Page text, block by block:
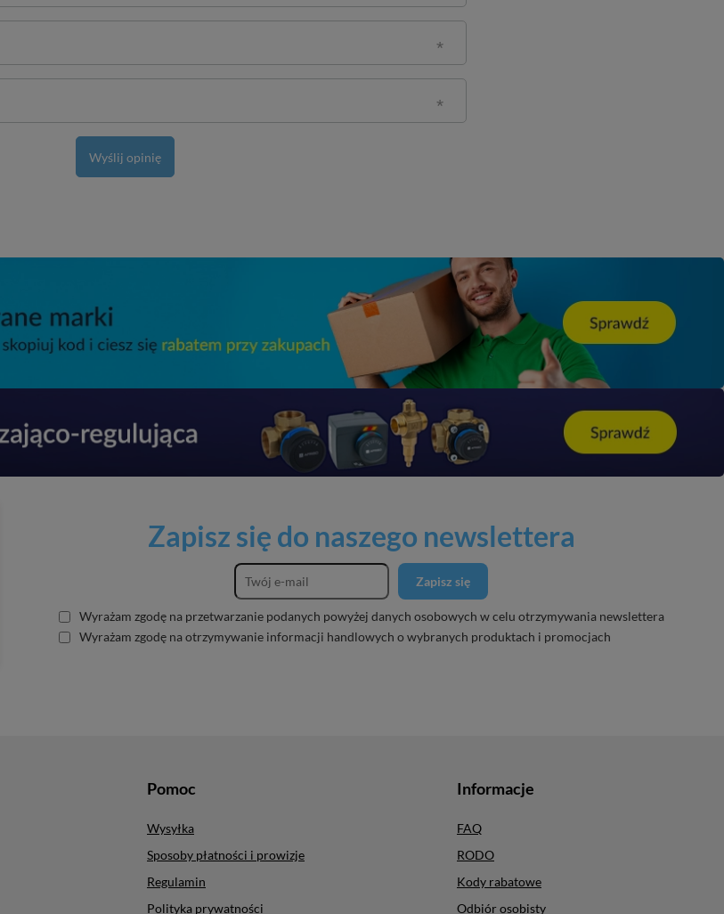
Wyślij opinię
Zapisz się do naszego newslettera
Zapisz się
Wyrażam zgodę na przetwarzanie podanych powyżej danych osobowych w celu otrzymywania newslettera
Wyrażam zgodę na otrzymywanie informacji handlowych o wybranych produktach i promocjach
Pomoc
Wysyłka
Sposoby płatności i prowizje
Regulamin
Polityka prywatności
Informacje
FAQ
RODO
Kody rabatowe
Odbiór osobisty